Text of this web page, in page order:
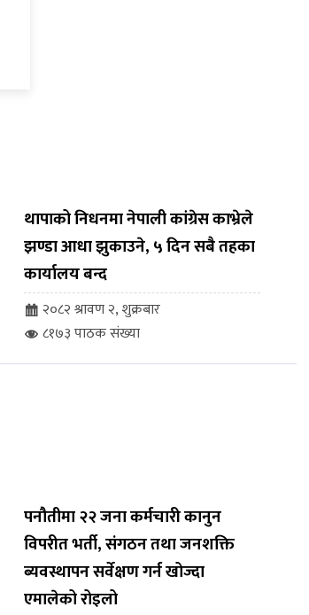
थापाको निधनमा नेपाली कांग्रेस काभ्रेले
झण्डा आधा झुकाउने, ५ दिन सबै तहका
कार्यालय बन्द
२०८२ श्रावण २, शुक्रबार
८१७३ पाठक संख्या
पनौतीमा २२ जना कर्मचारी कानुन
विपरीत भर्ती, संगठन तथा जनशक्ति
ब्यवस्थापन सर्वेक्षण गर्न खोज्दा
एमालेको रोइलो